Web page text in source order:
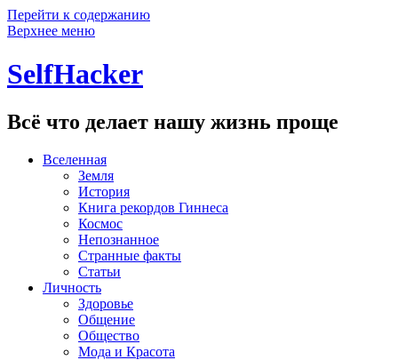
Перейти к содержанию
Верхнее меню
SelfHacker
Всё что делает нашу жизнь проще
Вселенная
Земля
История
Книга рекордов Гиннеса
Космос
Непознанное
Странные факты
Статьи
Личность
Здоровье
Общение
Общество
Мода и Красота